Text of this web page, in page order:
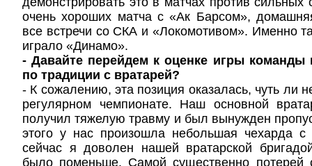
очень хороших матча с «Ак Барсом»,
все встречи со СКА и «Локомотивом». Именно
играло «Динамо».
- Давайте перейдем к оценке игры
по традиции с вратарей?
- К сожалению, эта позиция оказалась, чуть ли
регулярном чемпионате. Наш основной
получил тяжелую травму и был вынужден
этого у нас произошла небольшая чехарда с
сейчас я доволен нашей вратарской
было поменьше. Самой существенно потерей